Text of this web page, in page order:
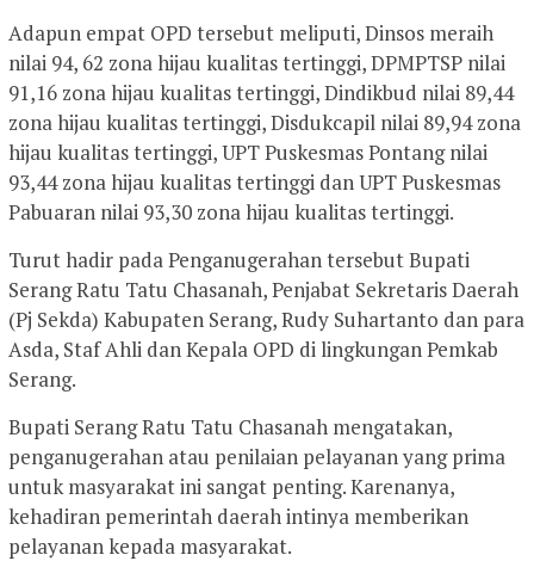
Adapun empat OPD tersebut meliputi, Dinsos meraih
nilai 94, 62 zona hijau kualitas tertinggi, DPMPTSP nilai
91,16 zona hijau kualitas tertinggi, Dindikbud nilai 89,44
zona hijau kualitas tertinggi, Disdukcapil nilai 89,94 zona
hijau kualitas tertinggi, UPT Puskesmas Pontang nilai
93,44 zona hijau kualitas tertinggi dan UPT Puskesmas
Pabuaran nilai 93,30 zona hijau kualitas tertinggi.
Turut hadir pada Penganugerahan tersebut Bupati
Serang Ratu Tatu Chasanah, Penjabat Sekretaris Daerah
(Pj Sekda) Kabupaten Serang, Rudy Suhartanto dan para
Asda, Staf Ahli dan Kepala OPD di lingkungan Pemkab
Serang.
Bupati Serang Ratu Tatu Chasanah mengatakan,
penganugerahan atau penilaian pelayanan yang prima
untuk masyarakat ini sangat penting. Karenanya,
kehadiran pemerintah daerah intinya memberikan
pelayanan kepada masyarakat.